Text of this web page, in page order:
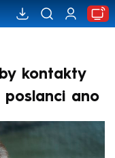
kontakty
poslanci ano